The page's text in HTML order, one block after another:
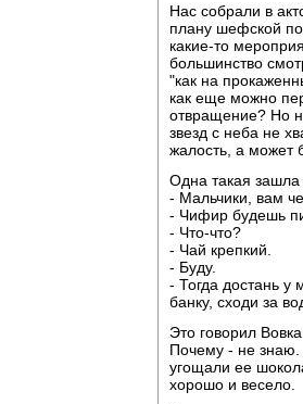
Нас собрали в
плану шефской
какие-то
большинство
"как на
как еще можно
отвращение? Но
звезд с неба не
жалость, а может
Одна такая
- Мальчики, вам
- Чифир будешь
- Что-что?
- Чай крепкий.
- Буду.
- Тогда достань у
банку, сходи за
Это говорил
Почему - не знаю.
угощали ее
хорошо и весело.